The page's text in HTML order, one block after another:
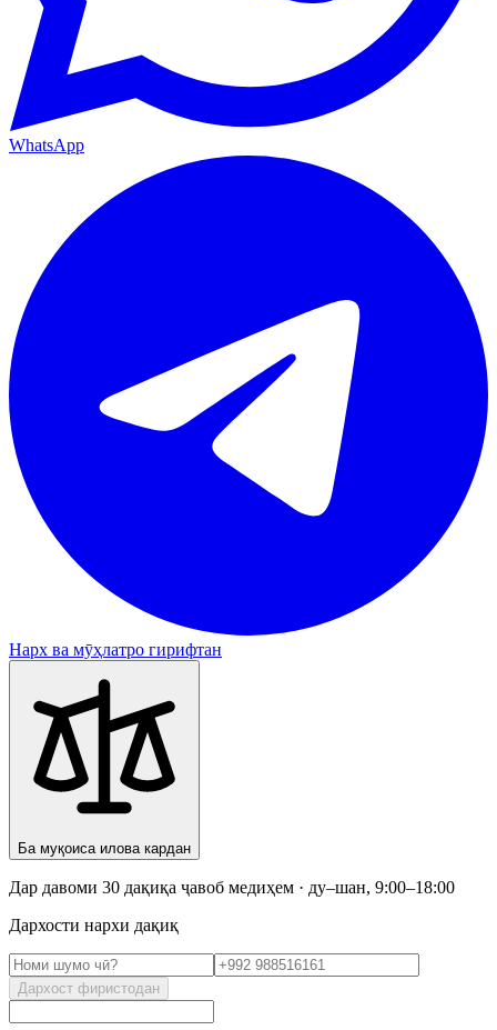
WhatsApp
Нарх ва мӯҳлатро гирифтан
Ба муқоиса илова кардан
Дар давоми 30 дақиқа ҷавоб медиҳем · ду–шан, 9:00–18:00
Дархости нархи дақиқ
Дархост фиристодан